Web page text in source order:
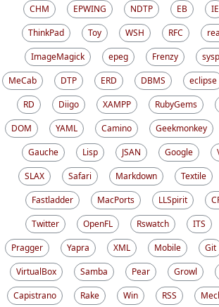
CHM
EPWING NDTP EB IE
ThinkPad
Toy WSH RFC
ImageMagick
epeg Frenzy
MeCab
DTP ERD DBMS eclipse
RD
Diigo XAMPP RubyGems
DOM
YAML Camino Geekmonkey
Gauche
Lisp JSAN Google
SLAX
Safari Markdown Textile
Fastladder
MacPorts LLSpirit
Twitter
OpenFL Rswatch ITS
Pragger
Yapra XML Mobile Git
VirtualBox
Samba Pear Growl
Capistrano
Rake Win RSS